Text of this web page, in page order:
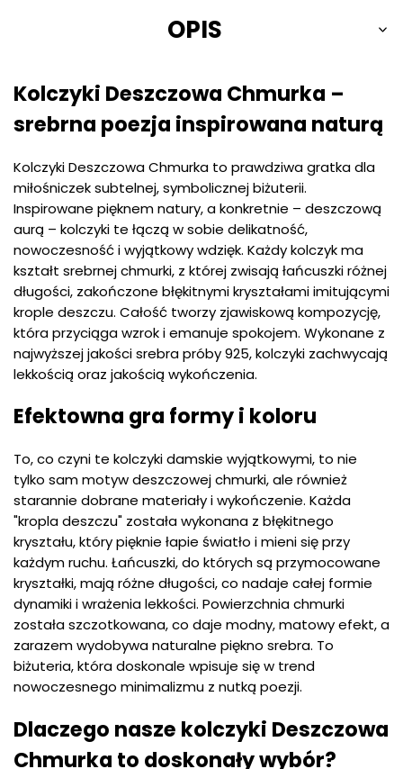
OPIS
Kolczyki Deszczowa Chmurka –
srebrna poezja inspirowana naturą
Kolczyki Deszczowa Chmurka to prawdziwa gratka dla
miłośniczek subtelnej, symbolicznej biżuterii.
Inspirowane pięknem natury, a konkretnie – deszczową
aurą – kolczyki te łączą w sobie delikatność,
nowoczesność i wyjątkowy wdzięk. Każdy kolczyk ma
kształt srebrnej chmurki, z której zwisają łańcuszki różnej
długości, zakończone błękitnymi kryształami imitującymi
krople deszczu. Całość tworzy zjawiskową kompozycję,
która przyciąga wzrok i emanuje spokojem. Wykonane z
najwyższej jakości srebra próby 925, kolczyki zachwycają
lekkością oraz jakością wykończenia.
Efektowna gra formy i koloru
To, co czyni te kolczyki damskie wyjątkowymi, to nie
tylko sam motyw deszczowej chmurki, ale również
starannie dobrane materiały i wykończenie. Każda
"kropla deszczu" została wykonana z błękitnego
kryształu, który pięknie łapie światło i mieni się przy
każdym ruchu. Łańcuszki, do których są przymocowane
kryształki, mają różne długości, co nadaje całej formie
dynamiki i wrażenia lekkości. Powierzchnia chmurki
została szczotkowana, co daje modny, matowy efekt, a
zarazem wydobywa naturalne piękno srebra. To
biżuteria, która doskonale wpisuje się w trend
nowoczesnego minimalizmu z nutką poezji.
Dlaczego nasze kolczyki Deszczowa
Chmurka to doskonały wybór?